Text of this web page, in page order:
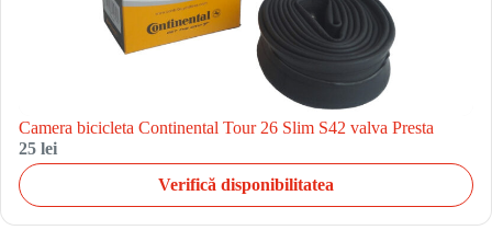
Camera bicicleta Continental Tour 26 Slim S42 valva Presta
25 lei
Verifică disponibilitatea